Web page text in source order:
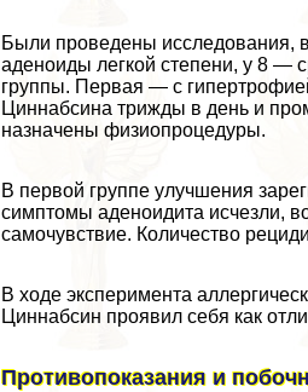
Были проведены исследования,
аденоиды легкой степени, у 8 —
группы. Первая — с
Циннабсина трижды в день и
назначены физиопроцедуры.
В первой группе улучшения
симптомы аденоидита исчезли,
самочувствие. Количество
В ходе эксперимента
Циннабсин проявил себя как
Противопоказания и